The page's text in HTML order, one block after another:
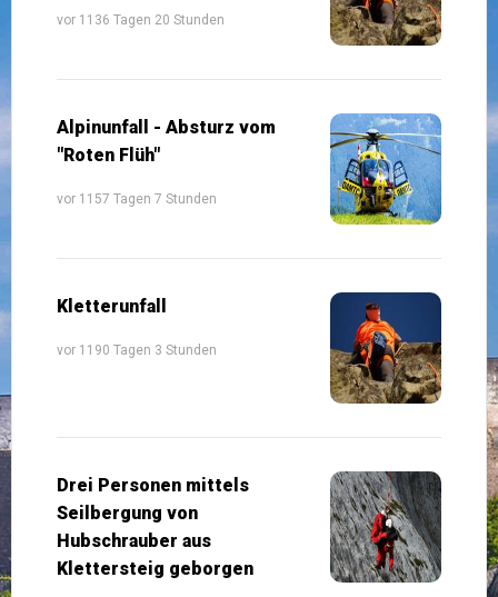
vor 1136 Tagen 20 Stunden
Alpinunfall - Absturz vom
"Roten Flüh"
vor 1157 Tagen 7 Stunden
Kletterunfall
vor 1190 Tagen 3 Stunden
Drei Personen mittels
Seilbergung von
Hubschrauber aus
Klettersteig geborgen